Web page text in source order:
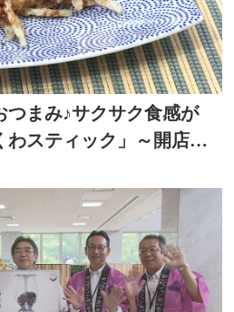
つまみ♪サクサク食感が
スティック」～開店！